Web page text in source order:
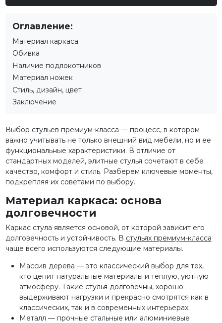
Оглавление:
Материал каркаса
Обивка
Наличие подлокотников
Материал ножек
Стиль, дизайн, цвет
Заключение
Выбор стульев премиум-класса — процесс, в котором
важно учитывать не только внешний вид мебели, но и ее
функциональные характеристики. В отличие от
стандартных моделей, элитные стулья сочетают в себе
качество, комфорт и стиль. Разберем ключевые моменты,
подкрепляя их советами по выбору.
Материал каркаса: основа
долговечности
Каркас стула является основой, от которой зависит его
долговечность и устойчивость. В стульях премиум-класса
чаще всего используются следующие материалы.
Массив дерева — это классический выбор для тех,
кто ценит натуральные материалы и теплую, уютную
атмосферу. Такие стулья долговечны, хорошо
выдерживают нагрузки и прекрасно смотрятся как в
классических, так и в современных интерьерах;
Металл — прочные стальные или алюминиевые